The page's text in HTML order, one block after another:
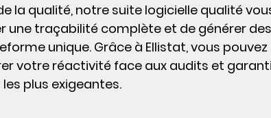
la qualité, notre suite logicielle qualité
une traçabilité complète et de générer des
unique. Grâce à Ellistat, vous pouvez
votre réactivité face aux audits et
plus exigeantes.